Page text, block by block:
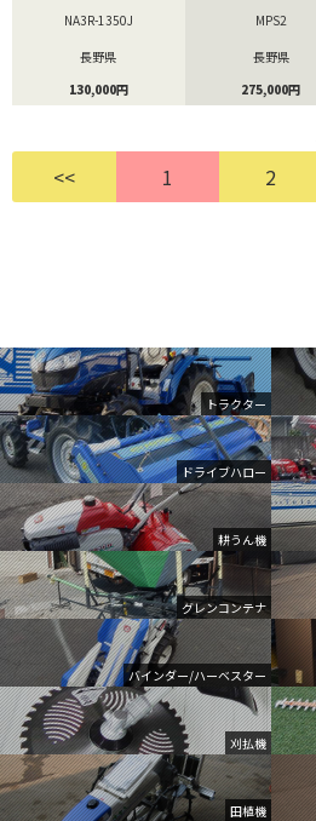
トラクター
ドライブハロー
耕うん機
グレンコンテナ
バインダー/ハーベスター
刈払機
田植機
NA3R-1350J
長野県
130,000円
MPS2
長野県
275,000円
<< 1 2